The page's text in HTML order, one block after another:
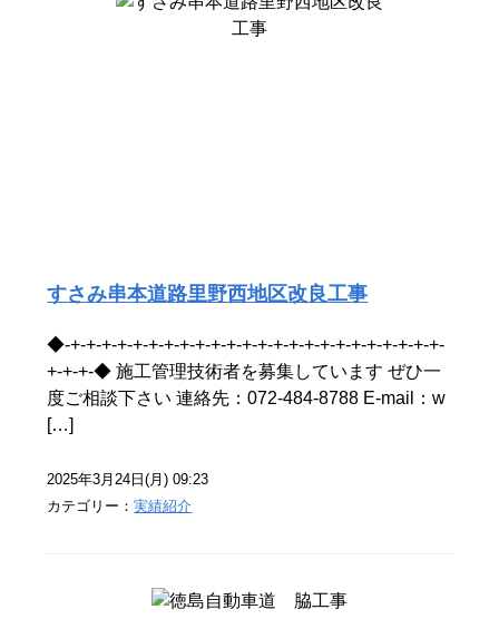
すさみ串本道路里野西地区改良工事
◆-+-+-+-+-+-+-+-+-+-+-+-+-+-+-+-+-+-+-+-+-+-+-+-+-
+-+-+-◆ 施工管理技術者を募集しています ぜひ一
度ご相談下さい 連絡先：072-484-8788 E-mail：w
[…]
2025年3月24日(月) 09:23
カテゴリー：実績紹介